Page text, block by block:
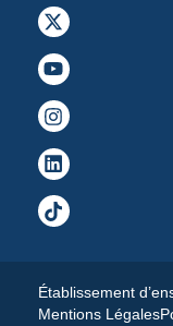
Établissement
Mentions Légales